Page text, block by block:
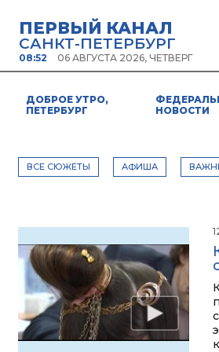
ПЕРВЫЙ КАНАЛ
САНКТ-ПЕТЕРБУРГ
08:52 06 АВГУСТА 2026, ЧЕТВЕРГ
ДОБРОЕ УТРО,
ПЕТЕРБУРГ
НОВОСТИ
ВСЕ СЮЖЕТЫ АФИША